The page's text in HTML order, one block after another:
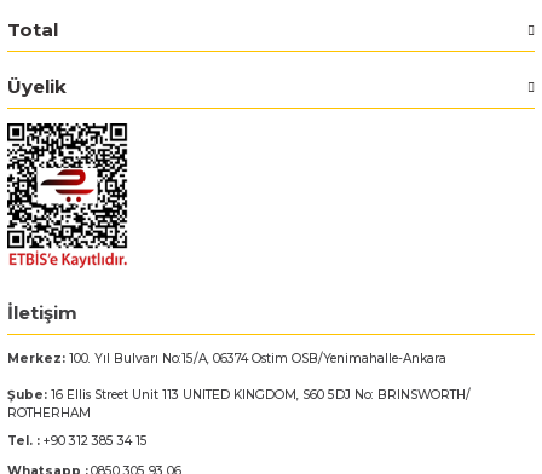
Total
Üyelik
İletişim
Merkez: 100. Yıl Bulvarı No:15/A, 06374 Ostim OSB/Yenimahalle-Ankara
Şube: 16 Ellis Street Unit 113 UNITED KINGDOM, S60 5DJ No: BRINSWORTH/
ROTHERHAM
Tel. : +90 312 385 34 15